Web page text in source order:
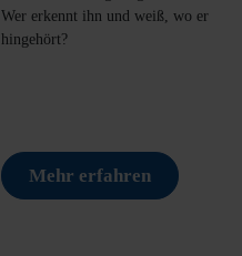
Wer erkennt ihn und weiß, wo er
hingehört?
Mehr erfahren